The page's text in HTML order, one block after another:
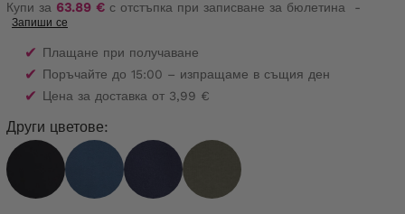
Купи за 63.89 € с отстъпка при записване за бюлетина -
Запиши се
✔ Плащане при получаване
✔ Поръчайте до 15:00 – изпращаме в същия ден
✔ Цена за доставка от 3,99 €
Други цветове: